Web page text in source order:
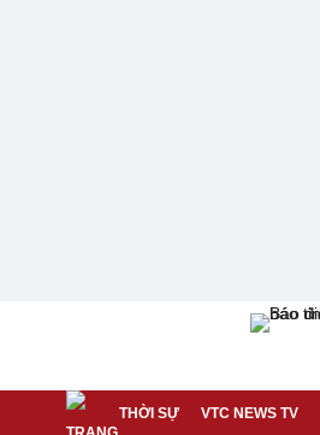
THỜI SỰ VTC NEWS TV